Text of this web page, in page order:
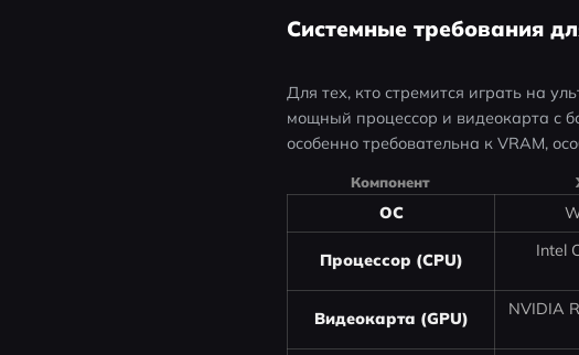
Системные требования
Для тех, кто стремится играть на
мощный процессор и видеокарта с
особенно требовательна к VRAM,
Компонент
ОС
Процессор (CPU)
Intel
Видеокарта (GPU)
NVIDIA